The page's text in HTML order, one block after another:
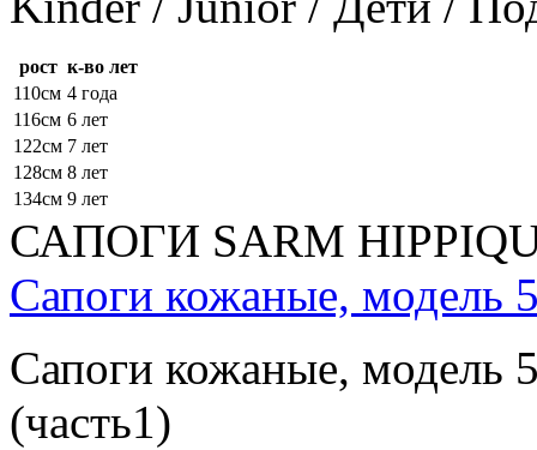
рост к-во лет
110см 4 года
116см 6 лет
122см 7 лет
128см 8 лет
134см 9 лет
САПОГИ SARM
Сапоги кожаные, модель
Сапоги кожаные, модель
(часть1)